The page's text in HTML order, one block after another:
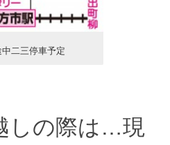
中二三停車予定
しの際は…現